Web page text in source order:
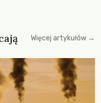
Więcej artykułów →